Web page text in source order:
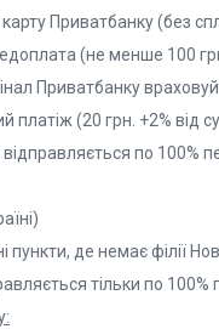
Приватбанку (без
(не менше 100
Приватбанку
платіж (20 грн. +2% від
по 100%
де немає філії
тільки по